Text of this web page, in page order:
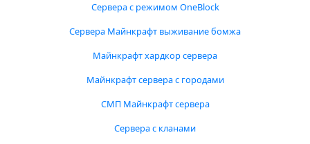
Сервера с режимом OneBlock
Сервера Майнкрафт выживание бомжа
Майнкрафт хардкор сервера
Майнкрафт сервера с городами
СМП Майнкрафт сервера
Сервера с кланами